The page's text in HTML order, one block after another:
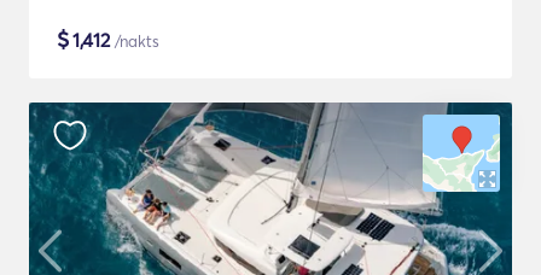
$1,412/nakts